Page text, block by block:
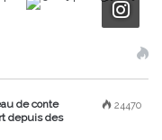
24470
de conte
depuis des